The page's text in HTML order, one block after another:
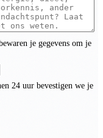
je gegevens om je
24 uur bevestigen we je